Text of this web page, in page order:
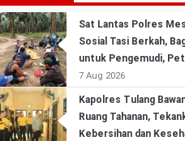
Sat Lantas Polres
Sosial Tasi Berkah,
untuk Pengemudi,
7 Aug 2026
Kapolres Tulang
Ruang Tahanan,
Kebersihan dan